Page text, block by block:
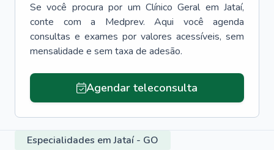
Se você procura por um Clínico Geral em Jataí,
conte com a Medprev. Aqui você agenda
consultas e exames por valores acessíveis, sem
mensalidade e sem taxa de adesão.
Agendar teleconsulta
Especialidades em Jataí - GO